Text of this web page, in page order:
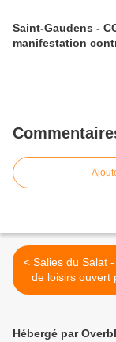
Saint-Gaudens -
manifestation
< Salies du Salat - le centre
de loisirs ouvert
enfants des
Hébergé par